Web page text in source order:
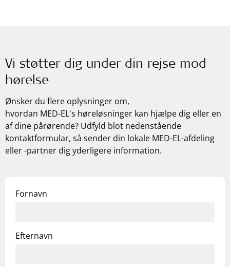
Vi støtter dig under din rejse mod
hørelse
Ønsker du flere oplysninger om,
hvordan MED-EL's høreløsninger kan hjælpe dig eller en
af dine pårørende? Udfyld blot nedenstående
kontaktformular, så sender din lokale MED-EL-afdeling
eller -partner dig yderligere information.
Fornavn
Efternavn